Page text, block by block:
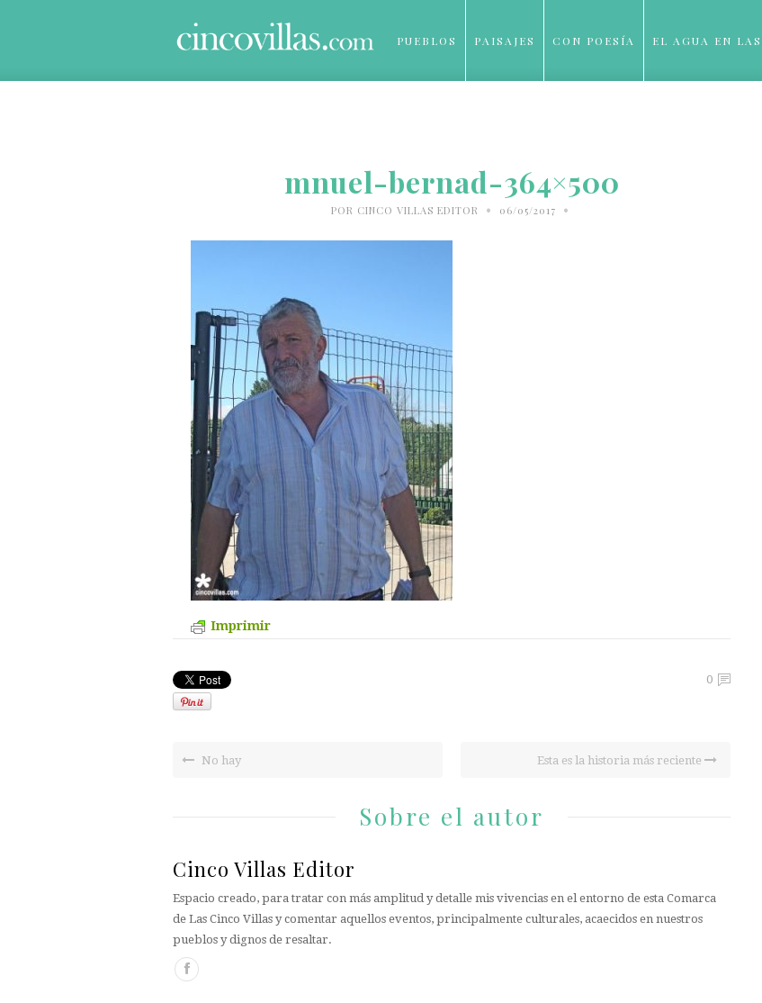
PUEBLOS PAISAJES CON POESÍA EL AGUA EN
mnuel-bernad-364×500
POR CINCO VILLAS EDITOR • 06/05/2017 •
Imprimir
0
No hay Esta es la historia más reciente
Sobre el autor
Cinco Villas Editor
Espacio creado, para tratar con más amplitud y detalle mis vivencias en el entorno de esta Comarca
de Las Cinco Villas y comentar aquellos eventos, principalmente culturales, acaecidos en nuestros
pueblos y dignos de resaltar.